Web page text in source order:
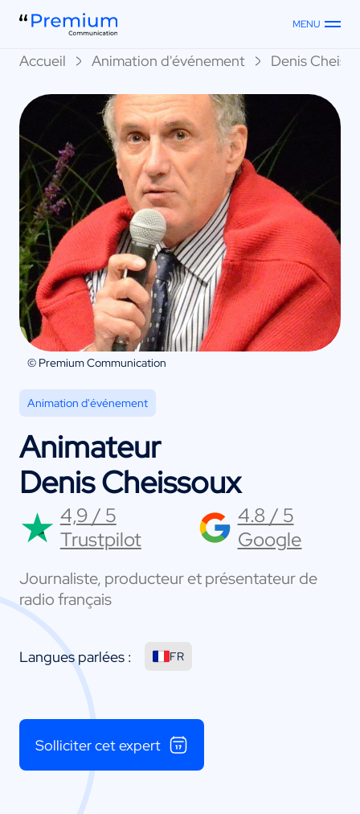
MENU
Accueil Animation d'événement Denis
© Premium Communication
Animation d'événement
Animateur
Denis Cheissoux
4,9 / 5
Trustpilot
4.8 / 5
Google
Journaliste, producteur et présentateur de
radio français
Langues parlées : FR
Solliciter cet expert